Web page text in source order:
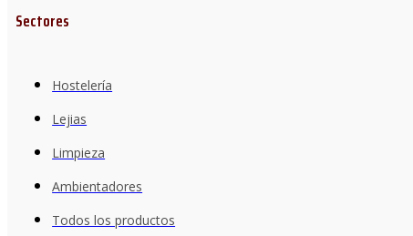
Sectores
Hostelería
Lejias
Limpieza
Ambientadores
Todos los productos